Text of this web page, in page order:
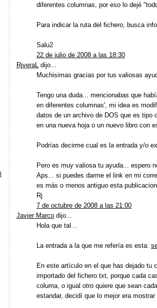
diferentes columnas, por eso lo dejé
Para indicar la ruta del fichero, busca
Salu2
22 de julio de 2008 a las 18:30
RjveraL
dijo...
Muchisimas gracias por tus valiosas
Tengo una duda... mencionabas que
en diferentes columnas', mi idea es
datos de un archivo de DOS que es tipo
en una nueva hoja o un nuevo libro con
Podrías decirme cual es la entrada y/o
Pero es muy valiosa tu ayuda... espero
Aps... si puedes darme el link en mi
es más o menos antiguo esta publicacion.
Rj
7 de octubre de 2008 a las 21:00
Javier Marco dijo...
Hola que tal...
La entrada a la que me refería es esta:
En este artículo en el que has dejado tu
importado del fichero txt, porque cada
columa, o igual otro quiere que sean
estandar, decidí que lo mejor era